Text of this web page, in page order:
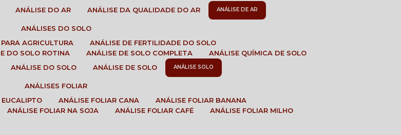
ANÁLISE DO AR ANÁLISE DA QUALIDADE DO AR ANÁLISE DE AR
ANÁLISES DO SOLO
PARA AGRICULTURA
ANÁLISE DE FERTILIDADE DO SOLO
DO SOLO ROTINA ANÁLISE DE SOLO COMPLETA
ANÁLISE QUÍMICA DE SOLO
ANÁLISE DO SOLO ANÁLISE DE SOLO ANÁLISE SOLO
ANÁLISES FOLIAR
EUCALIPTO ANÁLISE FOLIAR CANA
ANÁLISE FOLIAR BANANA
ANÁLISE FOLIAR NA SOJA ANÁLISE FOLIAR CAFÉ
ANÁLISE FOLIAR MILHO